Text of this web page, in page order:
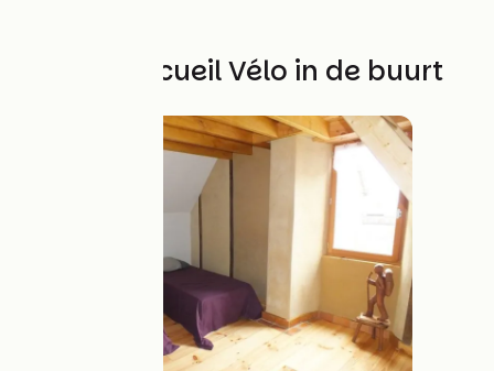
Andere Accueil Vélo in de buurt